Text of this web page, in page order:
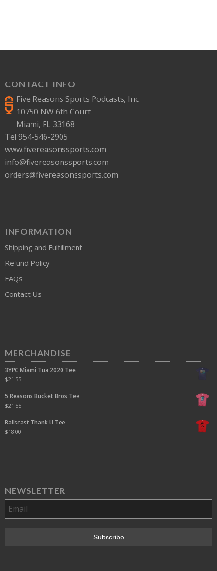
CONTACT INFO
Five Reasons Sports Podcasts, Inc.
10750 NW 6th Court
Miami, FL 33168
Tel 954-546-2905
www.fivereasonssports.com
info@fivereasonssports.com
orders@fivereasonssports.com
INFORMATION
Shipping and Fulfillment
Refund Policy
FAQs
Contact Us
MERCHANDISE
3YPC Miami Tua 2020 Tee
$21.55
5 Reasons Bucket Bros Tee
$21.55
Ballscast Thank U Tee
$18.00
NEWSLETTER